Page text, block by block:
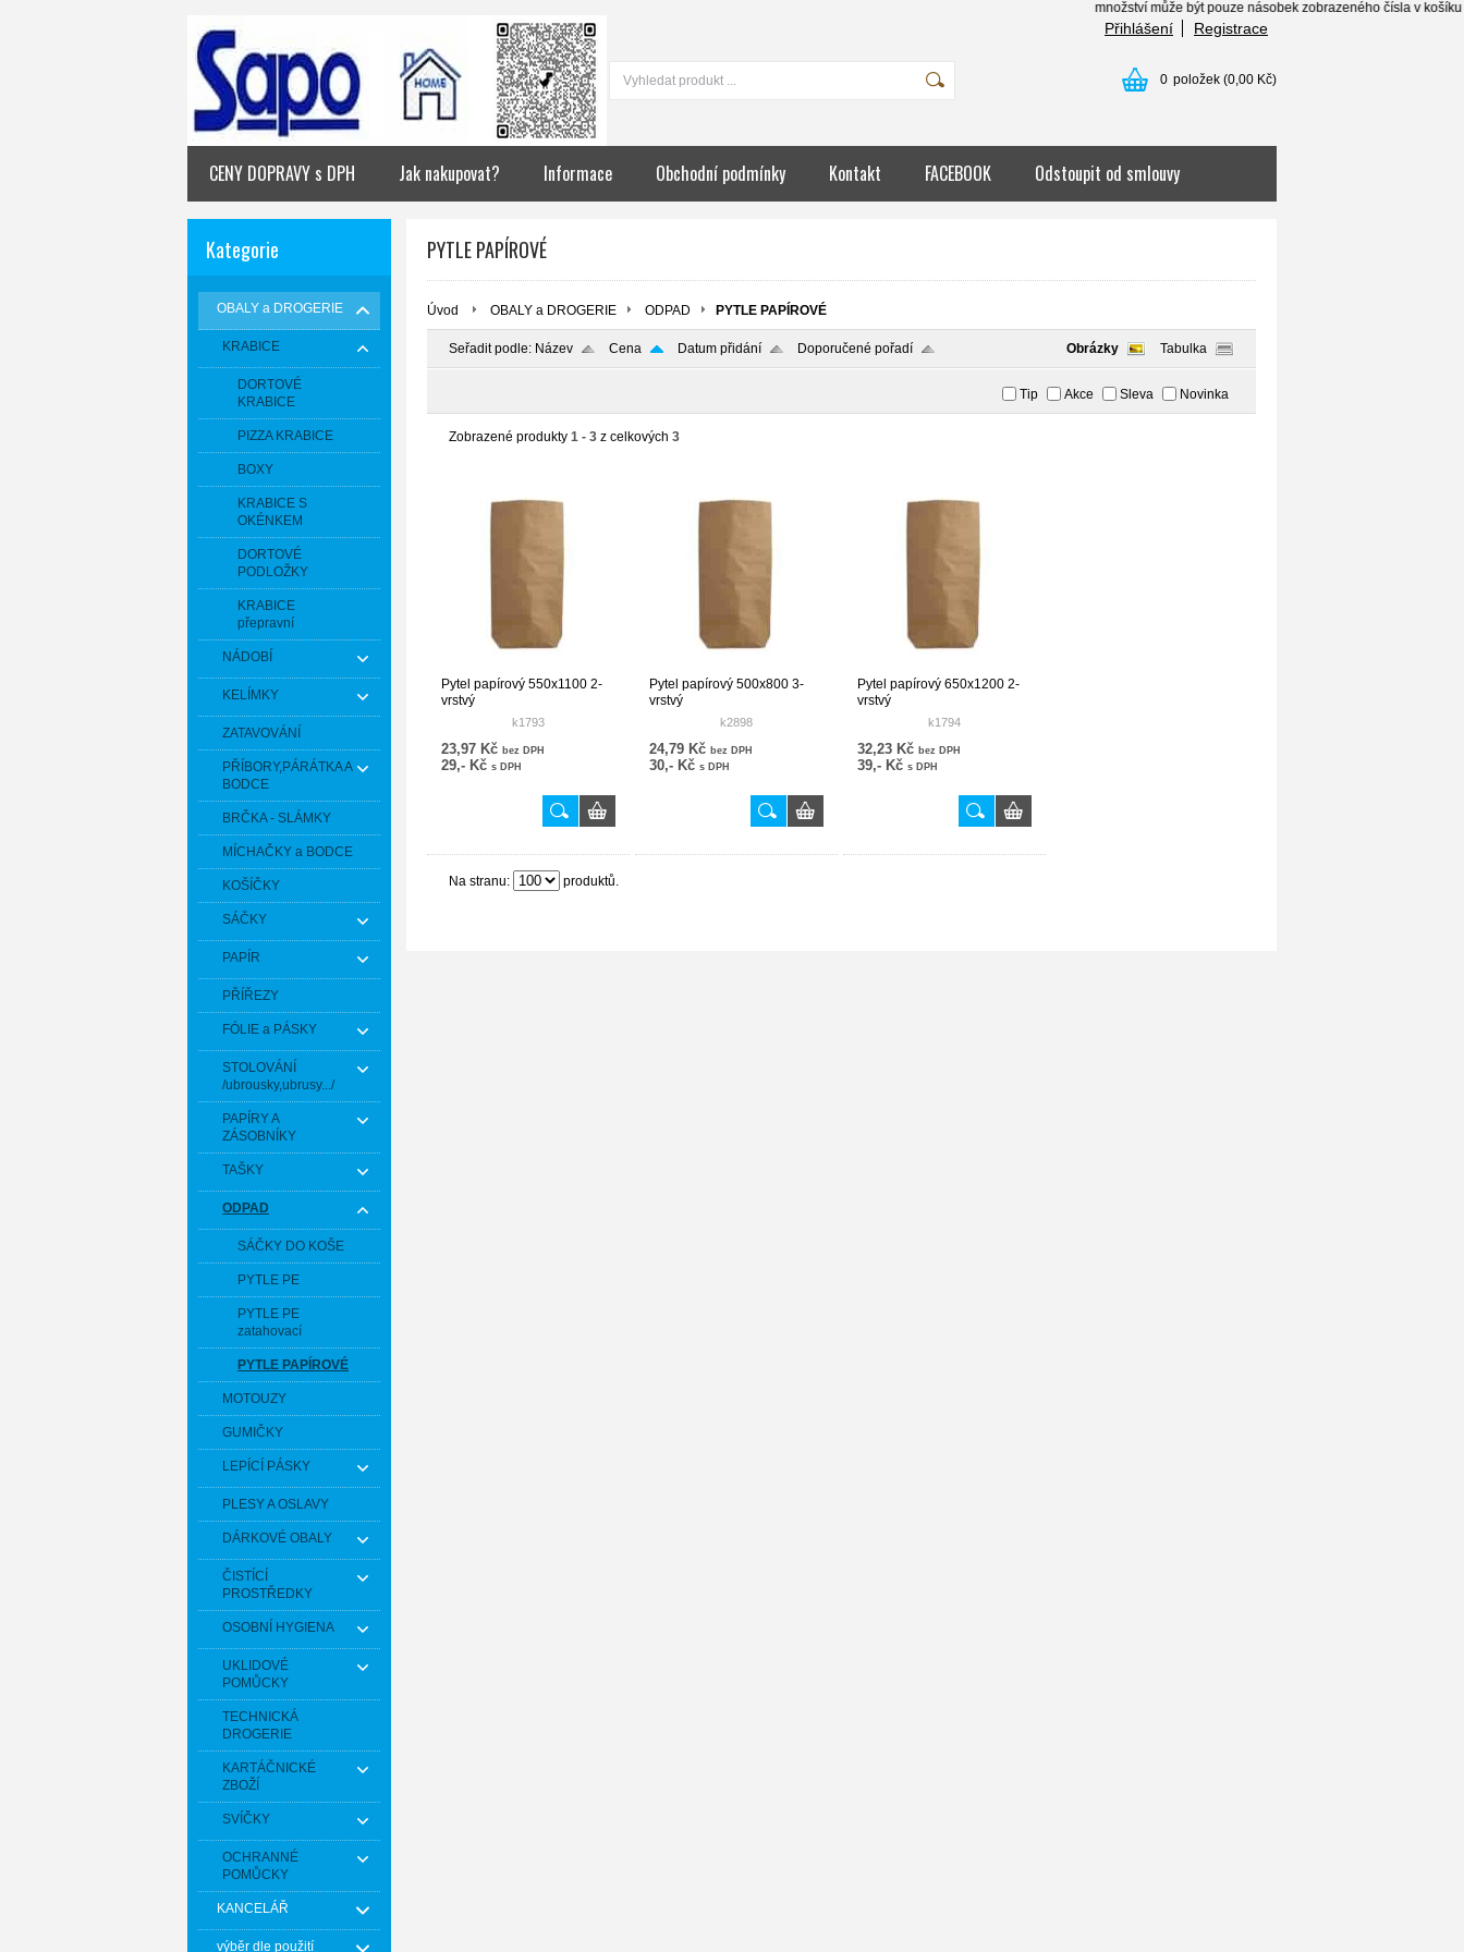
množství může být pouze násobek zobrazeného čísla v košíku . .
Přihlášení Registrace
0 položek (0,00 Kč)
CENY DOPRAVY s DPH Jak nakupovat? Informace Obchodní podmínky Kontakt FACEBOOK Odstoupit od smlouvy
Kategorie
OBALY a DROGERIE
KRABICE
DORTOVÉ
KRABICE
PIZZA KRABICE
BOXY
KRABICE S
OKÉNKEM
DORTOVÉ
PODLOŽKY
KRABICE
přepravní
NÁDOBÍ
KELÍMKY
ZATAVOVÁNÍ
PŘÍBORY,PÁRÁTKA A
BODCE
BRČKA - SLÁMKY
MÍCHAČKY a BODCE
KOŠÍČKY
SÁČKY
PAPÍR
PŘÍŘEZY
FÓLIE a PÁSKY
STOLOVÁNÍ
/ubrousky,ubrusy.../
PAPÍRY A
ZÁSOBNÍKY
TAŠKY
ODPAD
SÁČKY DO KOŠE
PYTLE PE
PYTLE PE
zatahovací
PYTLE PAPÍROVÉ
MOTOUZY
GUMIČKY
LEPÍCÍ PÁSKY
PLESY A OSLAVY
DÁRKOVÉ OBALY
ČISTÍCÍ
PROSTŘEDKY
OSOBNÍ HYGIENA
UKLIDOVÉ
POMŮCKY
TECHNICKÁ
DROGERIE
KARTÁČNICKÉ
ZBOŽÍ
SVÍČKY
OCHRANNÉ
POMŮCKY
KANCELÁŘ
výběr dle použití
PYTLE PAPÍROVÉ
Úvod OBALY a DROGERIE ODPAD PYTLE PAPÍROVÉ
Seřadit podle: Název Cena Datum přidání Doporučené pořadí Obrázky Tabulka
Tip Akce Sleva Novinka
Zobrazené produkty 1 - 3 z celkových 3
Pytel papírový 550x1100 2-
vrstvý
k1793
23,97 Kč bez DPH
29,- Kč s DPH
Pytel papírový 500x800 3-
vrstvý
k2898
24,79 Kč bez DPH
30,- Kč s DPH
Pytel papírový 650x1200 2-
vrstvý
k1794
32,23 Kč bez DPH
39,- Kč s DPH
Na stranu: produktů.